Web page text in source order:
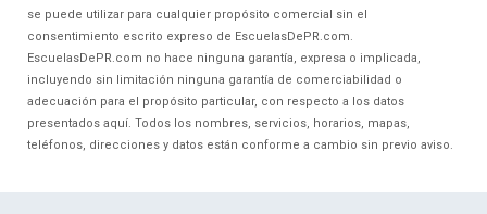
se puede utilizar para cualquier propósito comercial sin el
consentimiento escrito expreso de EscuelasDePR.com.
EscuelasDePR.com no hace ninguna garantía, expresa o implicada,
incluyendo sin limitación ninguna garantía de comerciabilidad o
adecuación para el propósito particular, con respecto a los datos
presentados aquí. Todos los nombres, servicios, horarios, mapas,
teléfonos, direcciones y datos están conforme a cambio sin previo aviso.